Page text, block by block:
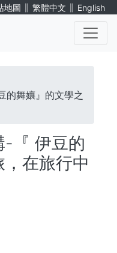
地圖 ∥ 繁體中文 ∥ English
的舞孃』的文學之
-『 伊豆的
在旅行中